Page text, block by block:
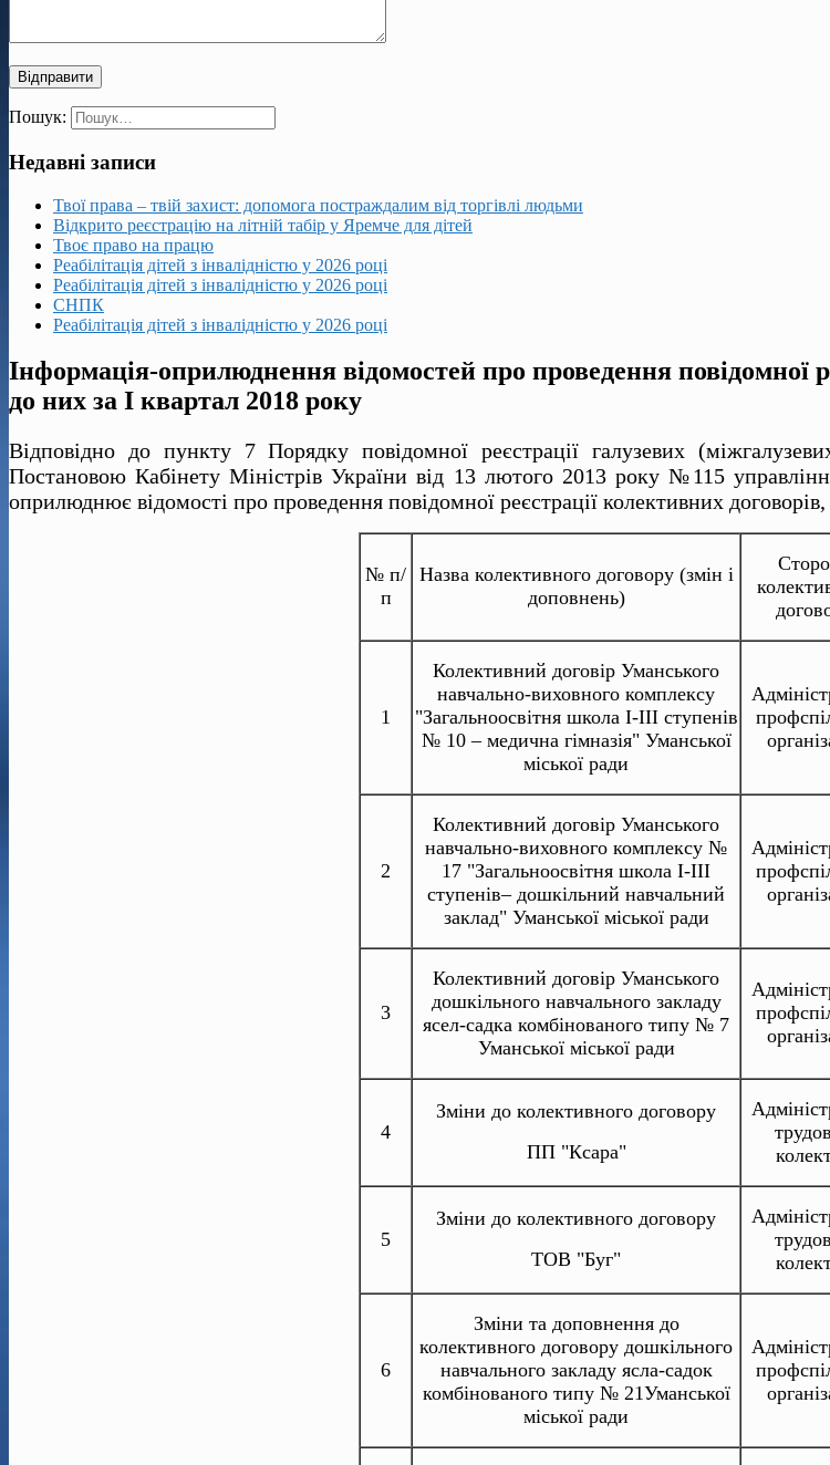
Пошук:
Недавні записи
Твої права – твій захист: допомога постраждалим від торгівлі людьми
Відкрито реєстрацію на літній табір у Яремче для дітей
Твоє право на працю
Реабілітація дітей з інвалідністю у 2026 році
Реабілітація дітей з інвалідністю у 2026 році
СНПК
Реабілітація дітей з інвалідністю у 2026 році
Інформація-оприлюднення відомостей про проведення повідомної
до них за І квартал 2018 року
Відповідно до пункту 7 Порядку повідомної реєстрації галузевих
Постановою Кабінету Міністрів України від 13 лютого 2013 року №115
оприлюднює відомості про проведення повідомної реєстрації колективних
№ п/
п
Назва колективного договору (змін і
доповнень)
1
Колективний договір Уманського
навчально-виховного комплексу
"Загальноосвітня школа І-ІІІ ступенів
№ 10 – медична гімназія" Уманської
міської ради
2
Колективний договір Уманського
навчально-виховного комплексу №
17 "Загальноосвітня школа І-ІІІ
ступенів– дошкільний навчальний
заклад" Уманської міської ради
3
Колективний договір Уманського
дошкільного навчального закладу
ясел-садка комбінованого типу № 7
Уманської міської ради
4
Зміни до колективного договору
ПП "Ксара"
5
Зміни до колективного договору
ТОВ "Буг"
6
Зміни та доповнення до
колективного договору дошкільного
навчального закладу ясла-садок
комбінованого типу № 21Уманської
міської ради